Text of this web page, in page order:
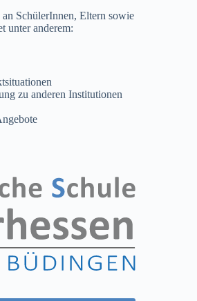
SchülerInnen, Eltern sowie
unter anderem:
zu anderen Institutionen